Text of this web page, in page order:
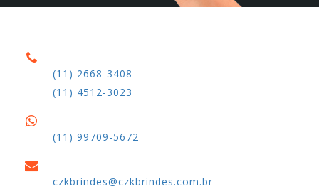
(11) 2668-3408
(11) 4512-3023
(11) 99709-5672
czkbrindes@czkbrindes.com.br